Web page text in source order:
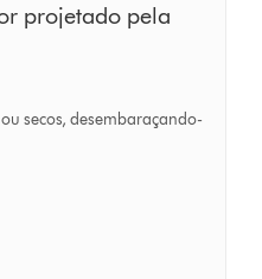
projetado pela
secos, desembaraçando-